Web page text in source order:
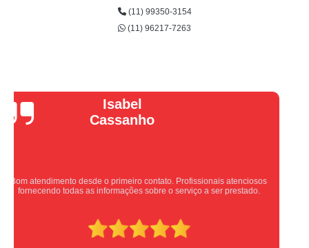
(11) 99350-3154
(11) 96217-7263
Vera Maria
Equipe nota 10, trabalho rápido com excelência , super organizados.
Super indico.